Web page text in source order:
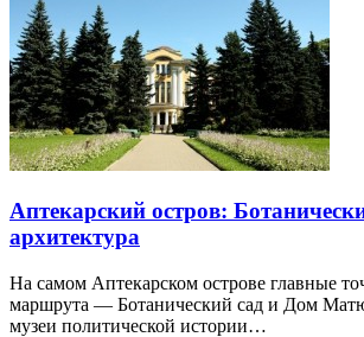
Аптекарский остров:
архитектура
На самом Аптекарском острове главные
маршрута — Ботанический сад и Дом
музеи политической истории…